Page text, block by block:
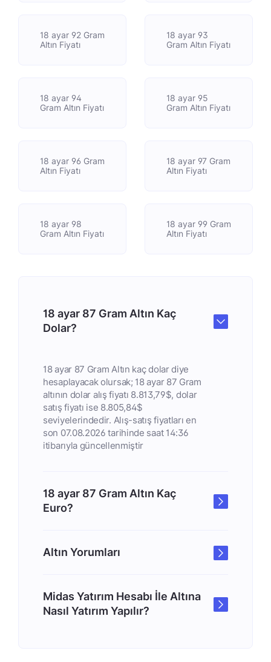
18 ayar 92 Gram
Altın Fiyatı
18 ayar 93
Gram Altın Fiyatı
18 ayar 94
Gram Altın Fiyatı
18 ayar 95
Gram Altın Fiyatı
18 ayar 96 Gram
Altın Fiyatı
18 ayar 97 Gram
Altın Fiyatı
18 ayar 98
Gram Altın Fiyatı
18 ayar 99 Gram
Altın Fiyatı
18 ayar 87 Gram Altın Kaç
Dolar?
18 ayar 87 Gram Altın kaç dolar diye
hesaplayacak olursak; 18 ayar 87 Gram
altının dolar alış fiyatı 8.813,79$, dolar
satış fiyatı ise 8.805,84$
seviyelerindedir. Alış-satış fiyatları en
son 07.08.2026 tarihinde saat 14:36
itibarıyla güncellenmiştir
18 ayar 87 Gram Altın Kaç
Euro?
Altın Yorumları
Midas Yatırım Hesabı İle Altına
Nasıl Yatırım Yapılır?